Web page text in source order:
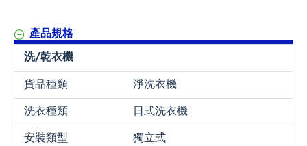
產品規格
洗/乾衣機
貨品種類
淨洗衣機
洗衣種類
日式洗衣機
安裝類型
獨立式